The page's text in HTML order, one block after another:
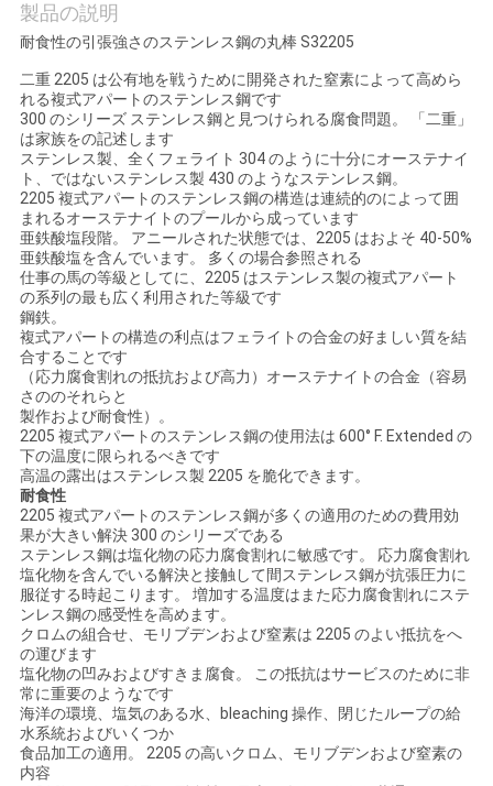
連
絡
し
な
さ
い
ニ
ュ
ー
ス
場
合
COMPANY
NEWS
地
製品の説明
耐食性の引張強さのステンレス鋼の丸棒 S32205
二重 2205 は公有地を戦うために開発された窒素によって高めら
れる複式アパートのステンレス鋼です
300 のシリーズ ステンレス鋼と見つけられる腐食問題。 「二重」
は家族をの記述します
ステンレス製、全くフェライト 304 のように十分にオーステナイ
ト、ではないステンレス製 430 のようなステンレス鋼。
2205 複式アパートのステンレス鋼の構造は連続的のによって囲
まれるオーステナイトのプールから成っています
亜鉄酸塩段階。 アニールされた状態では、2205 はおよそ 40-50%
亜鉄酸塩を含んでいます。 多くの場合参照される
仕事の馬の等級としてに、2205 はステンレス製の複式アパート
の系列の最も広く利用された等級です
鋼鉄。
複式アパートの構造の利点はフェライトの合金の好ましい質を結
合することです
（応力腐食割れの抵抗および高力）オーステナイトの合金（容易
さののそれらと
製作および耐食性）。
2205 複式アパートのステンレス鋼の使用法は 600° F. Extended の
下の温度に限られるべきです
高温の露出はステンレス製 2205 を脆化できます。
耐食性
2205 複式アパートのステンレス鋼が多くの適用のための費用効
果が大きい解決 300 のシリーズである
ステンレス鋼は塩化物の応力腐食割れに敏感です。 応力腐食割れ
塩化物を含んでいる解決と接触して間ステンレス鋼が抗張圧力に
服従する時起こります。 増加する温度はまた応力腐食割れにステ
ンレス鋼の感受性を高めます。
クロムの組合せ、モリブデンおよび窒素は 2205 のよい抵抗をへ
の運びます
塩化物の凹みおよびすきま腐食。 この抵抗はサービスのために非
常に重要のようなです
海洋の環境、塩気のある水、bleaching 操作、閉じたループの給
水系統およびいくつか
食品加工の適用。 2205 の高いクロム、モリブデンおよび窒素の
内容